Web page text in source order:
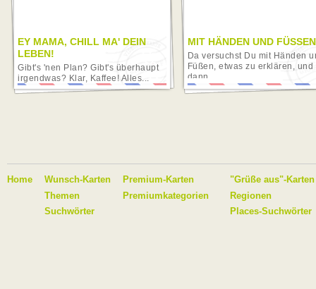
EY MAMA, CHILL MA' DEIN
LEBEN!
Gibt's 'nen Plan? Gibt's überhaupt
irgendwas? Klar, Kaffee! Alles...
MIT HÄNDEN UND FÜSSEN
Da versuchst Du mit Händen
Füßen, etwas zu erklären, und
dann...
Home
Wunsch-Karten
Themen
Suchwörter
Premium-Karten
Premiumkategorien
"Grüße aus"-Karten
Regionen
Places-Suchwörter